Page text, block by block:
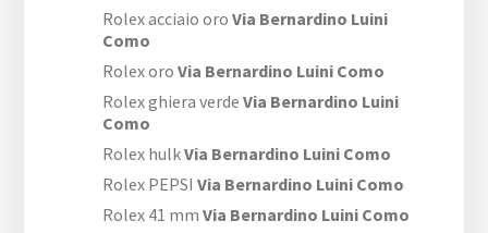
Rolex acciaio oro Via Bernardino Luini
Como
Rolex oro Via Bernardino Luini Como
Rolex ghiera verde Via Bernardino Luini
Como
Rolex hulkVia Bernardino Luini Como
Rolex PEPSI Via Bernardino Luini Como
Rolex 41 mm Via Bernardino Luini Como